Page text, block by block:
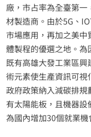
廠，市占率為全臺第
材製造商。由於5G、
市場應用，再加之美
體製程的優選之地。
既有高雄大發工業區
術元素使生產資訊可
政府政策納入減碳排
有太陽能板，且機器
為國內增加30個就業機